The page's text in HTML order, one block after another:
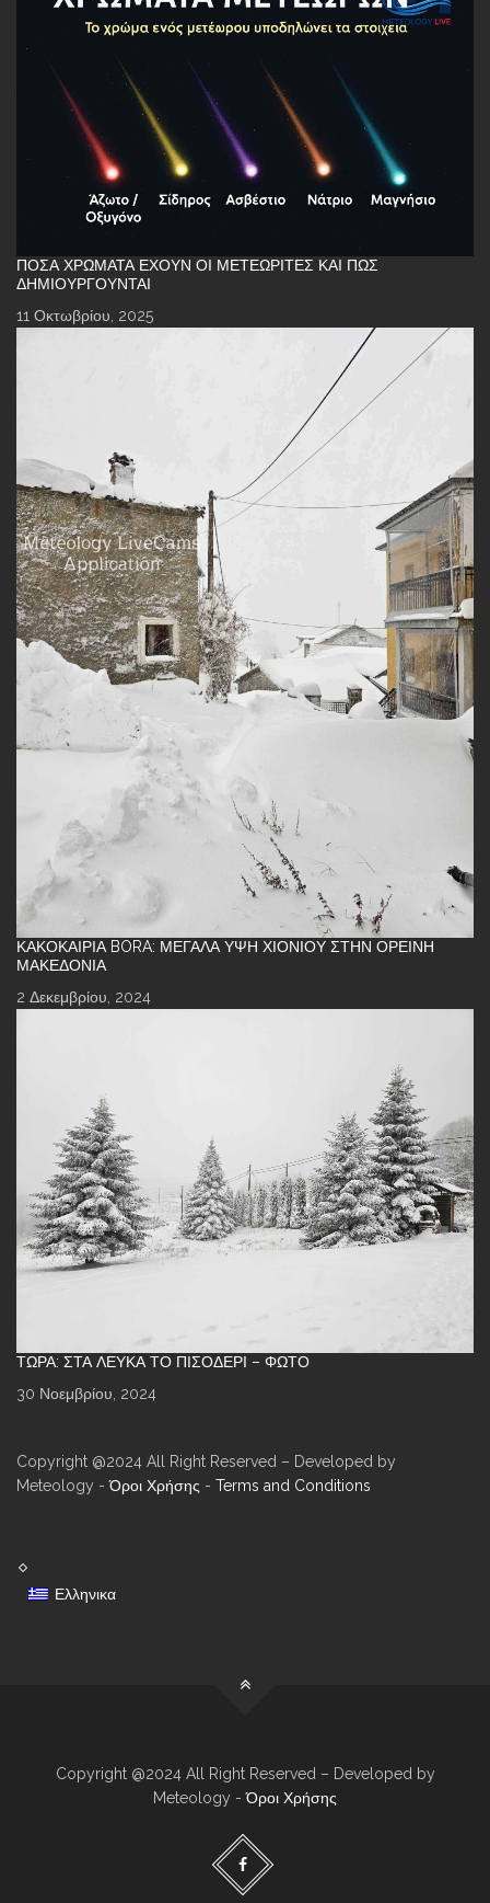
ΠΌΣΑ ΧΡΏΜΑΤΑ ΈΧΟΥΝ ΟΙ ΜΕΤΕΩΡΊΤΕΣ ΚΑΙ ΠΏΣ
ΔΗΜΙΟΥΡΓΟΎΝΤΑΙ
11 Οκτωβρίου, 2025
ΚΑΚΟΚΑΙΡΊΑ BORA: ΜΕΓΆΛΑ ΎΨΗ ΧΙΟΝΙΟΎ ΣΤΗΝ ΟΡΕΙΝΉ
ΜΑΚΕΔΟΝΊΑ
2 Δεκεμβρίου, 2024
ΤΏΡΑ: ΣΤΑ ΛΕΥΚΆ ΤΟ ΠΙΣΟΔΈΡΙ – ΦΩΤΌ
30 Νοεμβρίου, 2024
Copyright @2024 All Right Reserved – Developed by
Meteology -Όροι Χρήσης - Terms and Conditions
Ελληνικα
Copyright @2024 All Right Reserved – Developed by
Meteology -Όροι Χρήσης